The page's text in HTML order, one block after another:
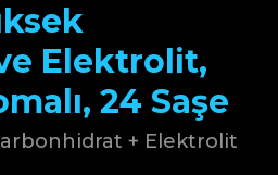
Elektrolit,
24 Saşe
+ Elektrolit